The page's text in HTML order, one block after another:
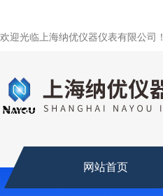
欢迎光临上海纳优仪器仪表有限公司！
网站首页